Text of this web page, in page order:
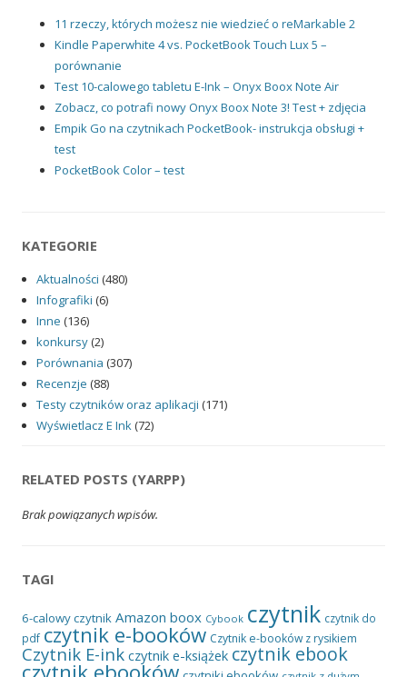
11 rzeczy, których możesz nie wiedzieć o reMarkable 2
Kindle Paperwhite 4 vs. PocketBook Touch Lux 5 –
porównanie
Test 10-calowego tabletu E-Ink – Onyx Boox Note Air
Zobacz, co potrafi nowy Onyx Boox Note 3! Test + zdjęcia
Empik Go na czytnikach PocketBook- instrukcja obsługi +
test
PocketBook Color – test
KATEGORIE
Aktualności (480)
Infografiki (6)
Inne (136)
konkursy(2)
Porównania (307)
Recenzje (88)
Testy czytników oraz aplikacji (171)
Wyświetlacz E Ink(72)
RELATED POSTS (YARPP)
Brak powiązanych wpisów.
TAGI
6-calowy czytnik Amazon boox Cybook czytnik czytnik do
pdf czytnik e-booków Czytnik e-booków z rysikiem
Czytnik E-ink czytnik e-książek czytnik ebook